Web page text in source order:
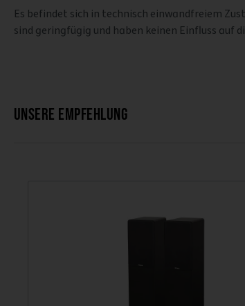
Es befindet sich in technisch einwandfreiem
sind geringfügig und haben keinen Einfluss auf
Unsere Empfehlung